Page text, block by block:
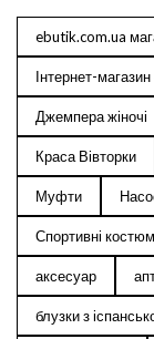
ebutik.com.ua
Інтернет-
Джемпера жіночі
Краса Вівторки
Муфти
Спортивні
аксесуар
блузки з